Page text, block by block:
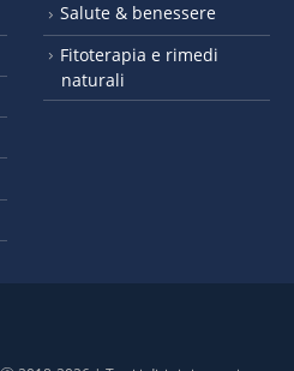
Salute & benessere
Fitoterapia e rimedi
naturali